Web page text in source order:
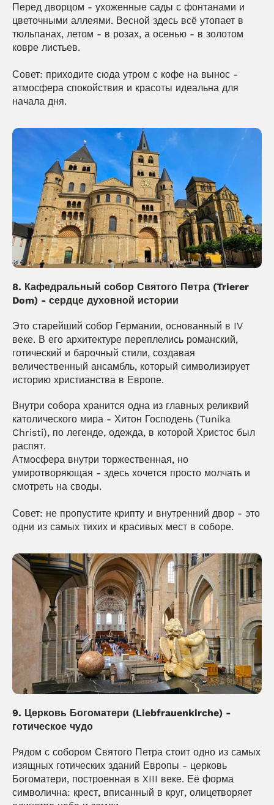
Перед дворцом - ухоженные сады с фонтанами и
цветочными аллеями. Весной здесь всё утопает в
тюльпанах, летом - в розах, а осенью - в золотом
ковре листьев.
Совет: приходите сюда утром с кофе на вынос -
атмосфера спокойствия и красоты идеальна для
начала дня.
8. Кафедральный собор Святого Петра (Trierer
Dom) - сердце духовной истории
Это старейший собор Германии, основанный в IV
веке. В его архитектуре переплелись романский,
готический и барочный стили, создавая
величественный ансамбль, который символизирует
историю христианства в Европе.
Внутри собора хранится одна из главных реликвий
католического мира - Хитон Господень (Tunika
Christi), по легенде, одежда, в которой Христос был
распят.
Атмосфера внутри торжественная, но
умиротворяющая - здесь хочется просто молчать и
смотреть на своды.
Совет: не пропустите крипту и внутренний двор - это
одни из самых тихих и красивых мест в соборе.
9. Церковь Богоматери (Liebfrauenkirche) -
готическое чудо
Рядом с собором Святого Петра стоит одно из самых
изящных готических зданий Европы - церковь
Богоматери, построенная в XIII веке. Её форма
символична: крест, вписанный в круг, олицетворяет